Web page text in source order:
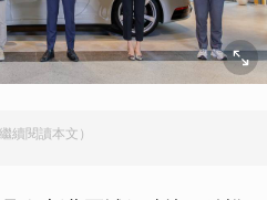
續閱讀本文）